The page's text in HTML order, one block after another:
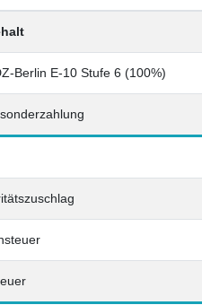
Berlin E-10 Stufe 6 (100%)